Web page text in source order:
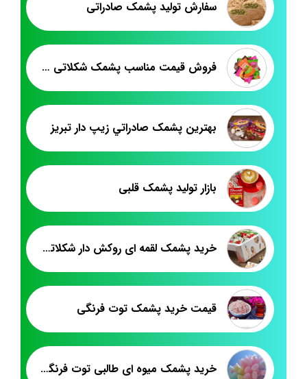
سفارش تولید پشمک صادراتی
فروش قیمت مناسب پشمک شکلاتی لقمه پت ۵۰۰ گرم
بهترين پشمک صادراتي زيپ دار تبريز
بازار تولید پشمک قلبی
خرید پشمک لقمه ای روکش دار شکلاتی طالبی آدلین
قیمت خرید پشمک توت فرنگی
خرید پشمک میوه ای طالبی توت فرنگی الیافی